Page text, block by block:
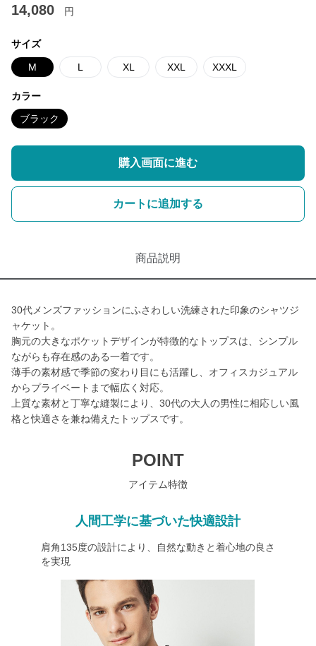
14,080 円
サイズ
M L XL XXL XXXL
カラー
ブラック
購入画面に進む
カートに追加する
商品説明
30代メンズファッションにふさわしい洗練された印象のシャツジ
ャケット。
胸元の大きなポケットデザインが特徴的なトップスは、シンプル
ながらも存在感のある一着です。
薄手の素材感で季節の変わり目にも活躍し、オフィスカジュアル
からプライベートまで幅広く対応。
上質な素材と丁寧な縫製により、30代の大人の男性に相応しい風
格と快適さを兼ね備えたトップスです。
POINT
アイテム特徴
人間工学に基づいた快適設計
肩角135度の設計により、自然な動きと着心地の良さ
を実現